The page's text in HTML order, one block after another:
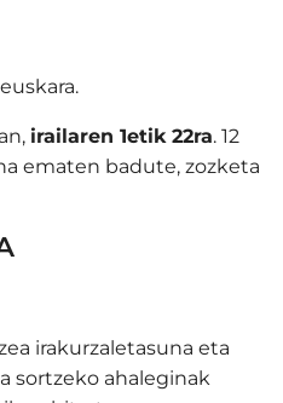
irailaren 1etik 22ra. 12
ematen badute, zozketa
irakurzaletasuna eta
sortzeko ahaleginak